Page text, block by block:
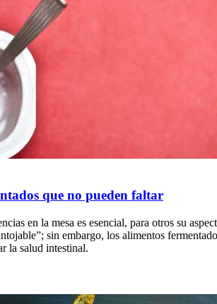
que no pueden faltar
en la mesa es esencial, para otros su
sin embargo, los alimentos
la salud intestinal.